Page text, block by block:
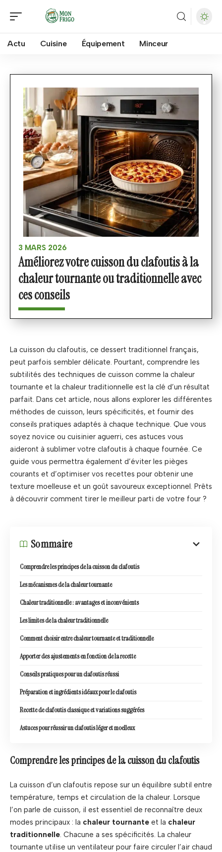
Actu Cuisine Équipement Minceur
3 MARS 2026
Améliorez votre cuisson du clafoutis à la
chaleur tournante ou traditionnelle avec
ces conseils
La cuisson du clafoutis, ce dessert traditionnel français,
peut parfois sembler délicate. Pourtant, comprendre les
subtilités des techniques de cuisson comme la chaleur
tournante et la chaleur traditionnelle est la clé d’un résultat
parfait. Dans cet article, nous allons explorer les différentes
méthodes de cuisson, leurs spécificités, et fournir des
conseils pratiques adaptés à chaque technique. Que vous
soyez novice ou cuisinier aguerri, ces astuces vous
aideront à sublimer votre clafoutis à chaque fournée. Ce
guide vous permettra également d’éviter les pièges
courants et d’optimiser vos recettes pour obtenir une
texture moelleuse et un goût savoureux exceptionnel. Prêts
à découvrir comment tirer le meilleur parti de votre four ?
Sommaire
Comprendre les principes de la cuisson du clafoutis
Les mécanismes de la chaleur tournante
Chaleur traditionnelle : avantages et inconvénients
Les limites de la chaleur traditionnelle
Comment choisir entre chaleur tournante et traditionnelle
Apporter des ajustements en fonction de la recette
Conseils pratiques pour un clafoutis réussi
Préparation et ingrédients idéaux pour le clafoutis
Recette de clafoutis classique et variations suggérées
Astuces pour réussir un clafoutis léger et moelleux
Comprendre les principes de la cuisson du clafoutis
La cuisson d’un clafoutis repose sur un équilibre subtil entre
température, temps et circulation de la chaleur. Lorsque
l’on parle de cuisson, il est essentiel de reconnaître deux
modes principaux : la chaleur tournante et la chaleur
traditionnelle . Chacune a ses spécificités. La chaleur
tournante utilise un ventilateur pour faire circuler l’air chaud